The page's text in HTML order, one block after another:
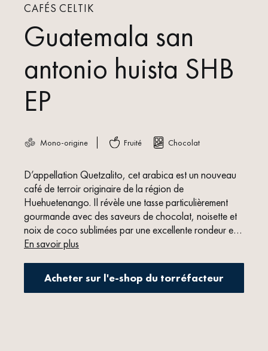
CAFÉS CELTIK
Guatemala san
antonio huista SHB
EP
Mono-origine Fruité Chocolat
D’appellation Quetzalito, cet arabica est un nouveau
café de terroir originaire de la région de
Huehuetenango. Il révèle une tasse particulièrement
gourmande avec des saveurs de chocolat, noisette et
noix de coco sublimées par une excellente rondeur en
bouche.
En savoir plus
Acheter sur l'e-shop du torréfacteur